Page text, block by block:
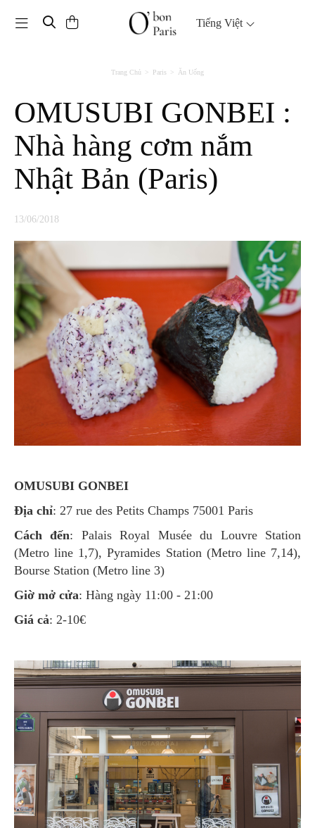
Toggle navigation Tiếng Việt
Trang Chủ Paris Ăn Uống
OMUSUBI GONBEI :
Nhà hàng cơm nắm
Nhật Bản (Paris)
13/06/2018
OMUSUBI GONBEI
Địa chỉ: 27 rue des Petits Champs 75001 Paris
Cách đến: Palais Royal Musée du Louvre Station
(Metro line 1,7), Pyramides Station (Metro line 7,14),
Bourse Station (Metro line 3)
Giờ mở cửa: Hàng ngày 11:00 - 21:00
Giá cả: 2-10€